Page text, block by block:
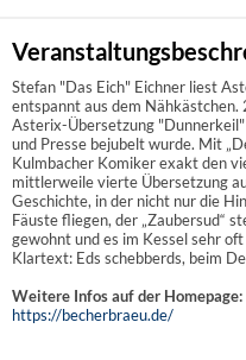
Stefan "Das Eich" Eichner liest
entspannt aus dem
Asterix-Übersetzung
und Presse bejubelt wurde. Mit
Kulmbacher Komiker exakt den
mittlerweile vierte Übersetzung
Geschichte, in der nicht nur die
Fäuste fliegen, der „Zaubersud“
gewohnt und es im Kessel sehr
Klartext: Eds schebberds, beim
Weitere Infos auf der Homepage:
https://becherbraeu.de/